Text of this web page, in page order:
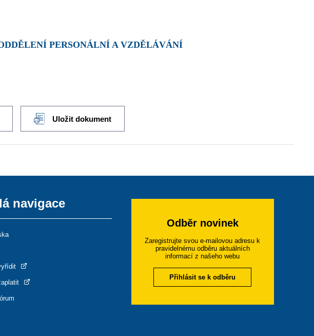
PERSONÁLNÍ A VZDĚLÁVÁNÍ
Uložit dokument
navigace
Odběr novinek
Zaregistrujte svou e-mailovou adresu k
pravidelnému odběru aktuálních
informací z našeho webu
Přihlásit se k odběru